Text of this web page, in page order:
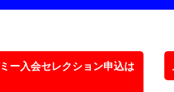
ー入会セレクション申込は